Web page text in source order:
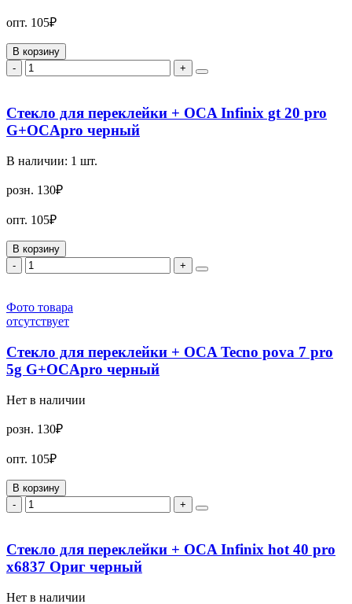
опт. 105₽
В корзину
-
+
Стекло для переклейки + OCA Infinix gt 20 pro
G+OCApro черный
В наличии: 1 шт.
розн. 130₽
опт. 105₽
В корзину
-
+
Фото товара
отсутствует
Стекло для переклейки + OCA Tecno pova 7 pro
5g G+OCApro черный
Нет в наличии
розн. 130₽
опт. 105₽
В корзину
-
+
Стекло для переклейки + OCA Infinix hot 40 pro
x6837 Ориг черный
Нет в наличии